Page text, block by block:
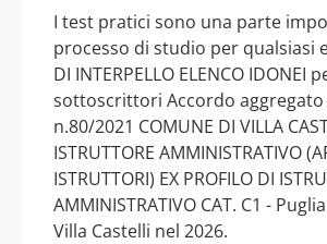
I test pratici sono una parte
processo di studio per qualsiasi
DI INTERPELLO ELENCO IDONEI
sottoscrittori Accordo aggregato
n.80/2021 COMUNE DI VILLA
ISTRUTTORE AMMINISTRATIVO
ISTRUTTORI) EX PROFILO DI
AMMINISTRATIVO CAT. C1 -
Villa Castelli nel 2026.